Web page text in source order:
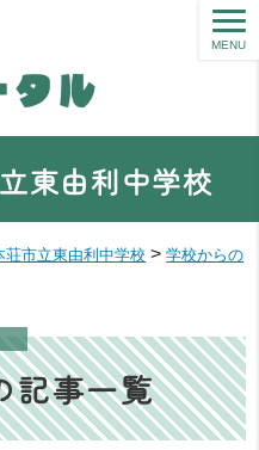
東由利中学校
MENU
荘市立東由利中学校 >学校からの
記事一覧